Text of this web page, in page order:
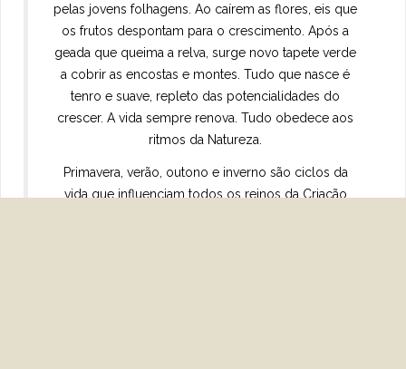
pelas jovens folhagens. Ao caírem as flores, eis que
os frutos despontam para o crescimento. Após a
geada que queima a relva, surge novo tapete verde
a cobrir as encostas e montes. Tudo que nasce é
tenro e suave, repleto das potencialidades do
crescer. A vida sempre renova. Tudo obedece aos
ritmos da Natureza.
Primavera, verão, outono e inverno são ciclos da
vida que influenciam todos os reinos da Criação